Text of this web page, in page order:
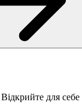
для себе